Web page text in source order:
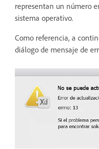
representan un número
sistema operativo.
Como referencia, a
diálogo de mensaje de